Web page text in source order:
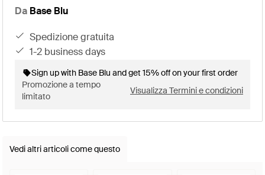
Da Base Blu
spedizione gratuita
1-2 business days
Sign up with Base Blu and get 15% off on your first order
Promozione a tempo
limitato
Visualizza Termini e condizioni
Vedi altri articoli come questo